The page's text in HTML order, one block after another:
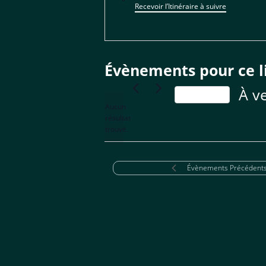
Recevoir l’Itinéraire à suivre
Évènements pour ce
À
date.
Évènements Précédents